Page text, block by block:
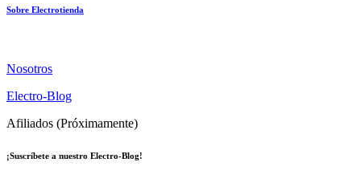
Sobre Electrotienda
Nosotros
Electro-Blog
Afiliados (Próximamente)
¡Suscríbete a nuestro Electro-Blog!